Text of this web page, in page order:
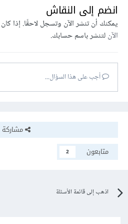
انضم إلى النقاش
يمكنك أن تنشر الآن وتسجل لاحقًا. إذا
الآنلتنشر باسم حسابك.
أجب على هذا السؤال...
مشاركة
متابعون
2
اذهب إلى قائمة الأسئلة